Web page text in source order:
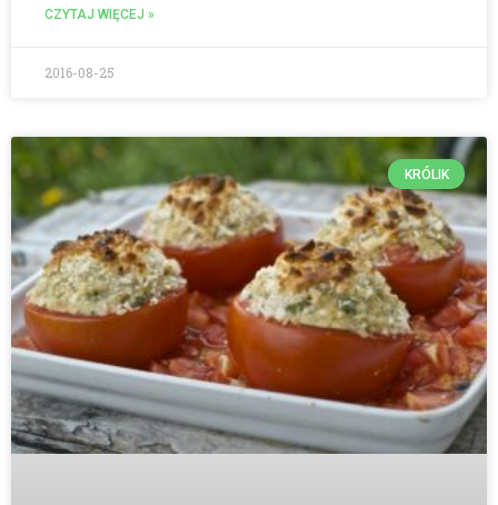
CZYTAJ WIĘCEJ »
2016-08-25
KRÓLIK